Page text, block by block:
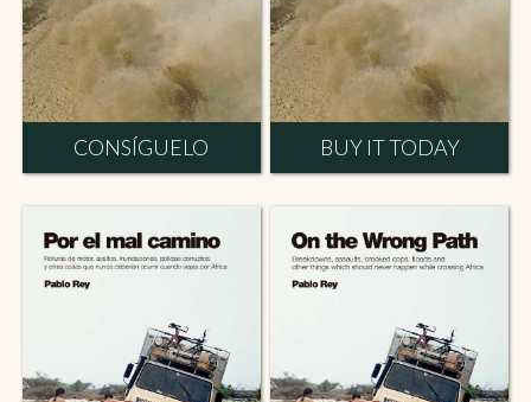
CONSÍGUELO BUY IT TODAY